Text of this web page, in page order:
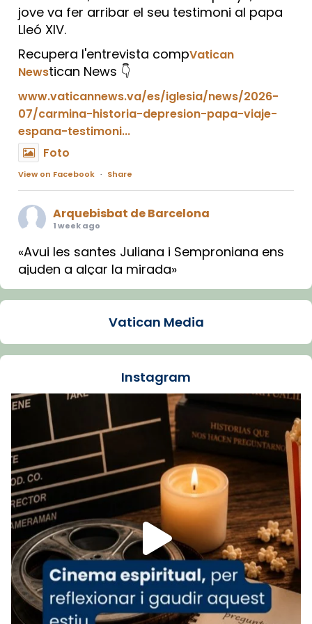
jove va fer arribar el seu testimoni al papa
Lleó XIV.
Recupera l'entrevista compVatican
Newstican News 👇
www.vaticannews.va/es/iglesia/news/2026-
07/carmina-historia-depresion-papa-viaje-
espana-testimoni...
Foto
View on Facebook · Share
Arquebisbat de Barcelona
1 week ago
«Avui les santes Juliana i Semproniana ens
ajuden a alçar la mirada»
Mons. Sergi Gordo, bisbe de Tortosa, ha
Santes de Mataró.
🔗tinyurl.com/cvu5jmbk
Foto
View on Facebook Share
Arquebisbat de Barcelonais at Catedral
de Barcelona.
1 week ago
Aquest dilluns, 27 de juliol, ha tingut lloc la
missa d’acció de gràcies en agraïment al
comitè organitzador de la visita apostòlica
del Sant Pare Lleó XIV a Barcelona, i als
col·laboradors, a la Catedral de Barcelona.
L’arquebisbe de Barcelona, el cardenal Joan
Josep Omella, ha presidit la missa i l’ha
Vatican Media
Instagram